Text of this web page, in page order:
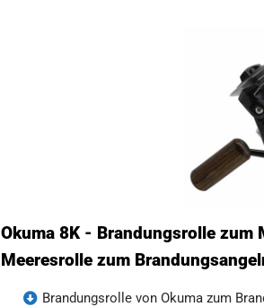
Okuma 8K - Brandungsrolle zum
Meeresrolle zum
Brandungsrolle von Okuma zum